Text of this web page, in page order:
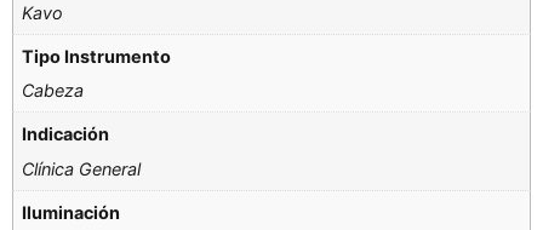
Kavo
Tipo Instrumento
Cabeza
Indicación
Clínica General
Iluminación